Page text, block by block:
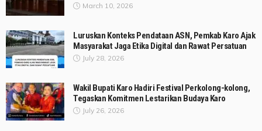
March 10, 2026
Luruskan Konteks Pendataan ASN, Pemkab Karo Ajak
Masyarakat Jaga Etika Digital dan Rawat Persatuan
July 28, 2026
Wakil Bupati Karo Hadiri Festival Perkolong-kolong,
Tegaskan Komitmen Lestarikan Budaya Karo
July 26, 2026